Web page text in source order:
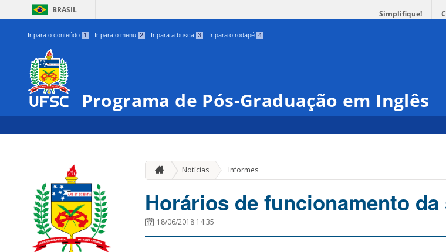
BRASIL Simplifique!
Ir para o conteúdo 1 Ir para o menu 2 Ir para a busca 3 Ir para o rodapé 4
Programa de Pós-Graduação em Inglês
Notícias Informes
Horários de funcionamento
18/06/2018 14:35